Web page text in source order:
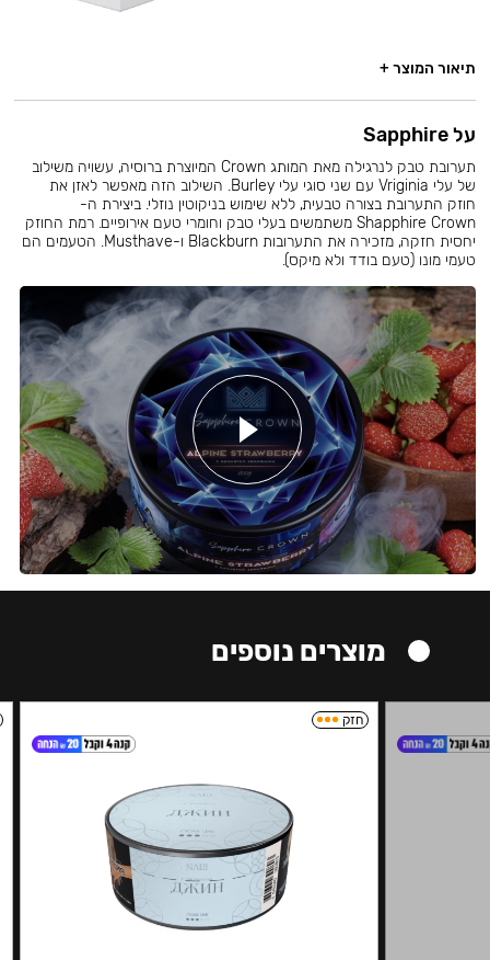
תיאור המוצר +
על Sapphire
תערובת טבק לנרגילה מאת המותג Crown המיוצרת ברוסיה, עשויה משילוב
של עלי Vriginia עם שני סוגי עלי Burley. השילוב הזה מאפשר לאזן את
חוזק התערובת בצורה טבעית, ללא שימוש בניקוטין נוזלי. ביצירת ה-
Shapphire Crown משתמשים בעלי טבק וחומרי טעם אירופיים. רמת החוזק
יחסית חזקה, מזכירה את התערובות Blackburn ו-Musthave. הטעמים הם
טעמי מונו (טעם בודד ולא מיקס).
מוצרים נוספים
חזק